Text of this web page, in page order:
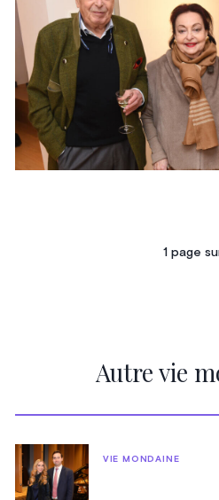
1 page
Autre vie
VIE MONDAINE